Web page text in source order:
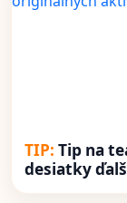
Tip na
desiatky